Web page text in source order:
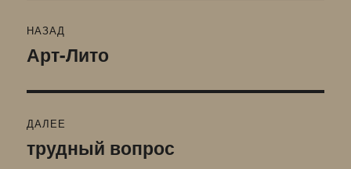
по
НАЗАД
Предыдущая
Арт-Лито
ДАЛЕЕ
Следующая
трудный вопрос